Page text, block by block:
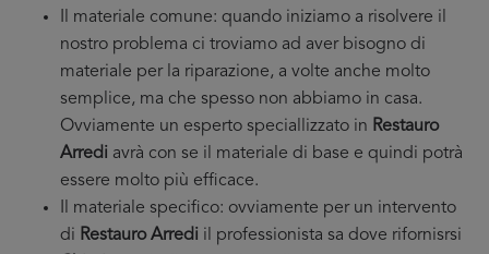
Il materiale comune: quando iniziamo a risolvere il
nostro problema ci troviamo ad aver bisogno di
materiale per la riparazione, a volte anche molto
semplice, ma che spesso non abbiamo in casa.
Ovviamente un esperto speciallizzato in Restauro
Arredi avrà con se il materiale di base e quindi potrà
essere molto più efficace.
Il materiale specifico: ovviamente per un intervento
di Restauro Arredi il professionista sa dove rifornisrsi